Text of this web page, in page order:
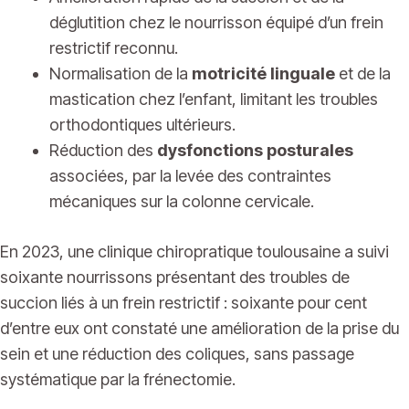
déglutition chez le nourrisson équipé d’un frein
restrictif reconnu.
Normalisation de la motricité linguale et de la
mastication chez l’enfant, limitant les troubles
orthodontiques ultérieurs.
Réduction des dysfonctions posturales
associées, par la levée des contraintes
mécaniques sur la colonne cervicale.
En 2023, une clinique chiropratique toulousaine a suivi
soixante nourrissons présentant des troubles de
succion liés à un frein restrictif : soixante pour cent
d’entre eux ont constaté une amélioration de la prise du
sein et une réduction des coliques, sans passage
systématique par la frénectomie.